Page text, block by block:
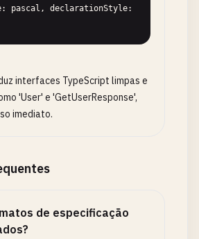
pascal, declarationStyle:
interfaces TypeScript limpas e
'User' e 'GetUserResponse',
imediato.
de especificação